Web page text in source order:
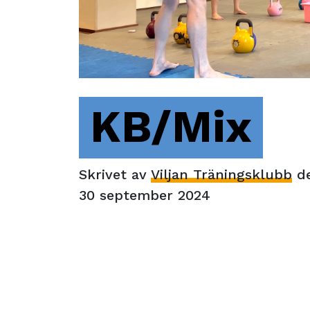
KB/Mix
Skrivet av Viljan Träningsklubb
30 september 2024